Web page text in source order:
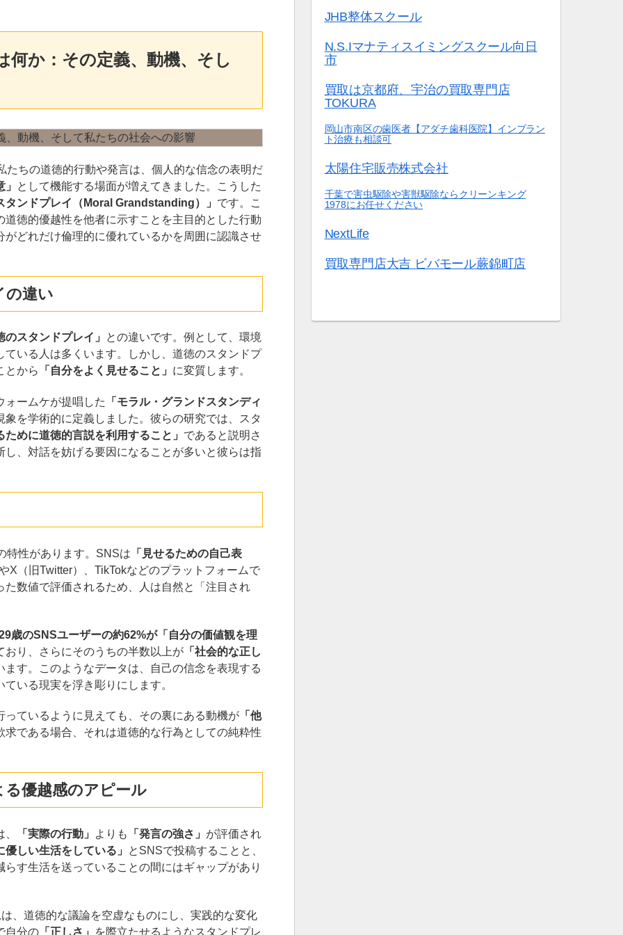
か：その定義、動機、そし
ちの道徳的行動や発言は、個人的な信念の表明だ
として機能する場面が増えてきました。こうした
タンドプレイ（Moral Grandstanding）」 です。こ
徳的優越性を他者に示すことを主目的とした行動
がどれだけ倫理的に優れているかを周囲に認識させ
の違い
のスタンドプレイ」
との違いです。例として、環境
いる人は多くいます。しかし、道徳のスタンドプ
とから 「自分をよく見せること」 に変質します。
ォームケが提唱した 「モラル・グランドスタンディ
象を学術的に定義しました。彼らの研究では、スタ
めに道徳的言説を利用すること」 であると説明さ
、対話を妨げる要因になることが多いと彼らは指
特性があります。SNSは 「見せるための自己表
X（旧Twitter）、TikTokなどのプラットフォームで
た数値で評価されるため、人は自然と「注目され
歳のSNSユーザーの約62%が「自分の価値観を理
おり、さらにそのうちの半数以上が「社会的な正し
ます。このようなデータは、自己の信念を表現する
ている現実を浮き彫りにします。
ているように見えても、その裏にある動機が「他
求である場合、それは道徳的な行為としての純粋性
優越感のアピール
「実際の行動」 よりも 「発言の強さ」 が評価され
優しい生活をしている」
とSNSで投稿することと、
す生活を送っていることの間にはギャップがあり
、道徳的な議論を空虚なものにし、実践的な変化
自分の「正しさ」 を際立たせるようなスタンドプレ
JHB整体スクール
N.S.Iマナティスイミングスクール向日
市
買取は京都府、宇治の買取専門店
TOKURA
岡山市南区の歯医者【アダチ歯科医院】インプラン
ト治療も相談可
太陽住宅販売株式会社
千葉で害虫駆除や害獣駆除ならクリーンキング
1978にお任せください
NextLife
買取専門店大吉 ビバモール蕨錦町店